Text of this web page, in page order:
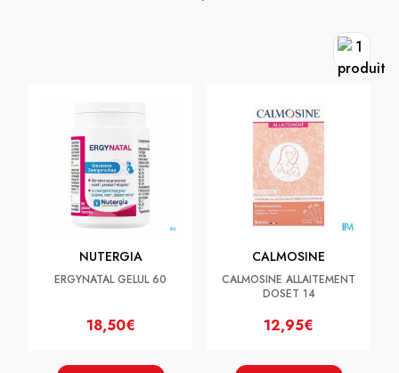
NUTERGIA
ERGYNATAL GELUL 60
18,50€
CALMOSINE
CALMOSINE ALLAITEMENT
DOSET 14
12,95€